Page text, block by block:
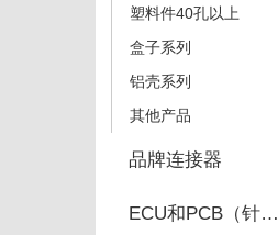
塑料件40孔以上
盒子系列
铝壳系列
其他产品
品牌连接器
ECU和PCB（针座系列）